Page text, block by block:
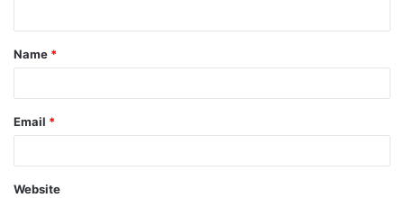
Name *
Email *
Website